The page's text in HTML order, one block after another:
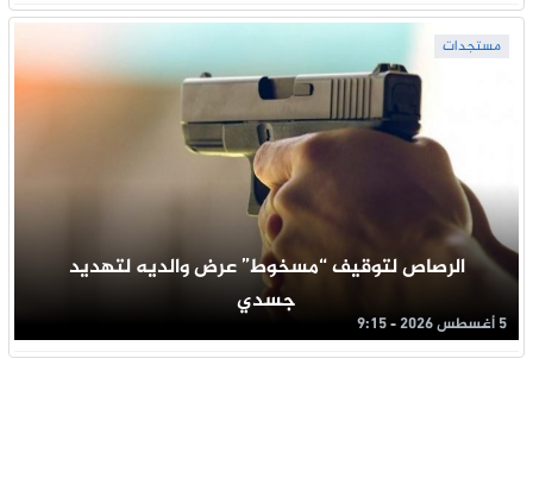
مستجدات
الرصاص لتوقيف “مسخوط” عرض والديه لتهديد
جسدي
5 أغسطس 2026 - 9:15